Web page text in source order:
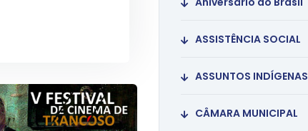
ASSISTÊNCIA SOCIAL
ASSUNTOS INDÍGENAS
CÂMARA MUNICIPAL